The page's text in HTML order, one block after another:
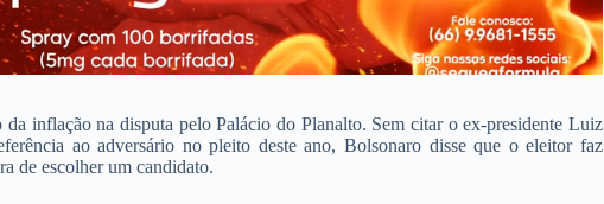
da inflação na disputa pelo Palácio do Planalto. Sem citar o ex-presidente Luiz
ao adversário no pleito deste ano, Bolsonaro disse que o eleitor faz
de escolher um candidato.